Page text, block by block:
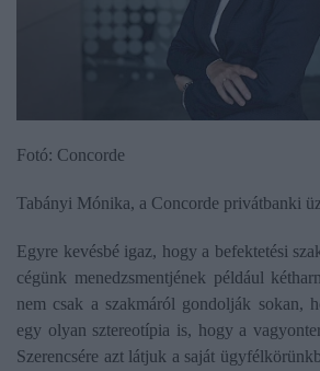
Fotó: Concorde
Tabányi Mónika, a Concorde privátbanki
Egyre kevésbé igaz, hogy a befektetési
cégünk menedzsmentjének például
nem csak a szakmáról gondolják sokan,
egy olyan sztereotípia is, hogy a
Szerencsére azt látjuk a saját